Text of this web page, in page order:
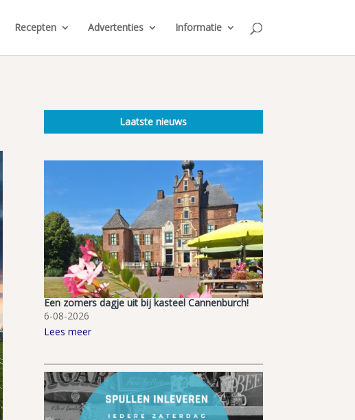
Recepten Advertenties Informatie
Laatste nieuws
Een zomers dagje uit bij kasteel Cannenburch!
6-08-2026
Lees meer